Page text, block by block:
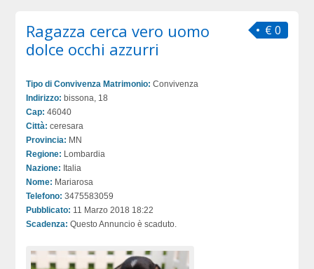
€ 0
Ragazza cerca vero uomo
dolce occhi azzurri
Tipo di Convivenza Matrimonio: Convivenza
Indirizzo: bissona, 18
Cap: 46040
Città: ceresara
Provincia: MN
Regione: Lombardia
Nazione: Italia
Nome: Mariarosa
Telefono: 3475583059
Pubblicato: 11 Marzo 2018 18:22
Scadenza: Questo Annuncio è scaduto.